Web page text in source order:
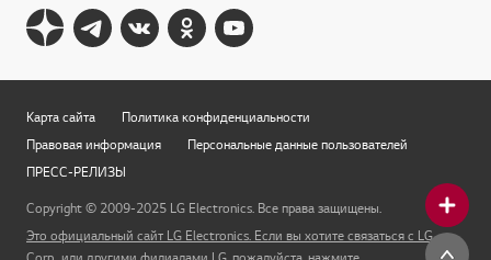
Карта сайта
Политика конфиденциальности
Правовая информация
Персональные данные пользователей
ПРЕСС-РЕЛИЗЫ
Copyright © 2009-2025 LG Electronics. Все права защищены.
Это официальный сайт LG Electronics. Если вы хотите связаться с LG